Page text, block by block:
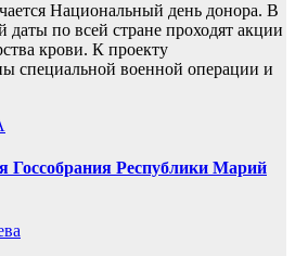
Национальный день донора. В
даты по всей стране проходят акции
крови. К проекту
специальной военной операции и
Госсобрания Республики Марий